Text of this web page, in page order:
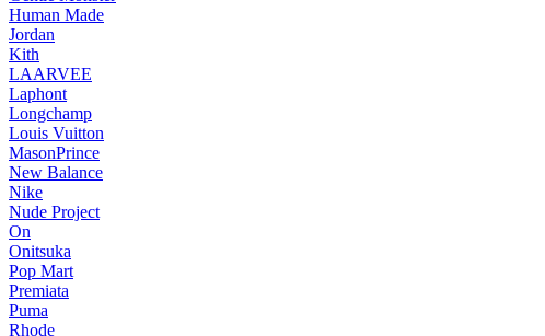
Human Made
Jordan
Kith
LAARVEE
Laphont
Longchamp
Louis Vuitton
MasonPrince
New Balance
Nike
Nude Project
On
Onitsuka
Pop Mart
Premiata
Puma
Rhode